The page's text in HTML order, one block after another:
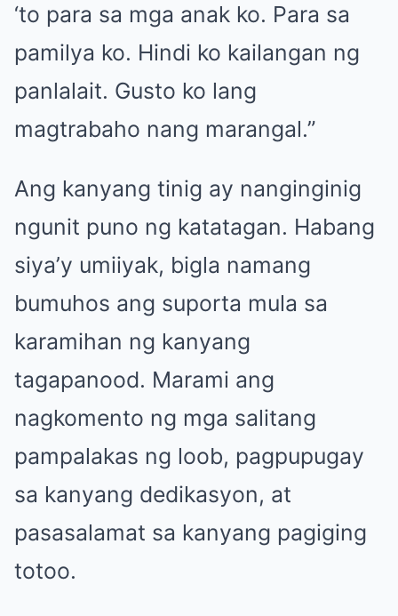
‘to para sa mga anak ko. Para sa
pamilya ko. Hindi ko kailangan ng
panlalait. Gusto ko lang
magtrabaho nang marangal.”
Ang kanyang tinig ay nanginginig
ngunit puno ng katatagan. Habang
siya’y umiiyak, bigla namang
bumuhos ang suporta mula sa
karamihan ng kanyang
tagapanood. Marami ang
nagkomento ng mga salitang
pampalakas ng loob, pagpupugay
sa kanyang dedikasyon, at
pasasalamat sa kanyang pagiging
totoo.